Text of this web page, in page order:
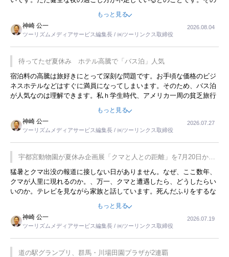
ような意味で、金曜夜にこのようなイベントが行われれば、日本人に
限らず外国人にとっても楽しみが増えるでしょうね。
もっと見る
神崎 公一
ツーリズムメディアサービス編集長 / ㈱ツーリンクス取締役
2026.08.04
待ってたぜ夏休み ホテル高騰で「バス泊」人気
宿泊料の高騰は旅好きにとって深刻な問題です。お手頃な価格のビジ
ネスホテルなどはすぐに満員になってしまいます。そのため、バス泊
が人気なのは理解できます。私ｈ学生時代、アメリカ一周の貧乏旅行
をした時は、移動はグレイハウンドバスでした。夕方から夜の便を利
用してホテル代を浮かせていました。ただし、若いからできたことで
す。若い人が夜行バスで京都に行った、青森に行ったと聞くと、疲れ
が残らないのかなと思ってしまいます。
もっと見る
神崎 公一
ツーリズムメディアサービス編集長 / ㈱ツーリンクス取締役
2026.07.27
宇都宮動物園が夏休み企画展「クマと人との距離」を7月20日から
開催
猛暑とクマ出没の報道に接しない日がありません。なぜ、ここ数年、
クマが人里に現れるのか。、万一、クマと遭遇したら、どうしたらい
いのか。テレビを見ながら家族と話しています。死んだふりをするな
んてことは、冗談でもいえません。そんな中で、この企画展はタイム
もっと見る
神崎 公一
ツーリズムメディアサービス編集長 / ㈱ツーリンクス取締役
2026.07.19
道の駅グランプリ、群馬・川場田園プラザが2連覇